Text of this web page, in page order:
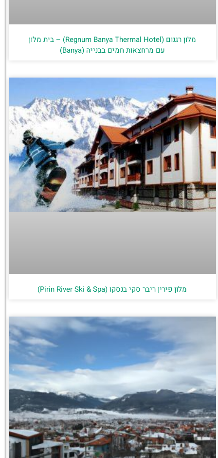
מלון רגנום (Regnum Banya Thermal Hotel) – בית מלון
עם מרחצאות חמים בבנייה (Banya)
מלון פירין ריבר סקי בנסקו (Pirin River Ski & Spa‬)